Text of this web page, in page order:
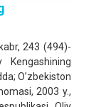
243 (494)-
Kengashining
O’zbekiston
2003 y.,